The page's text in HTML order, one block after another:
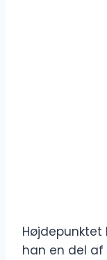
Højdepunktet
han en del af